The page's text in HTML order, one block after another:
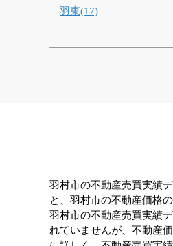
羽東(17)
羽村市の不動産売買実績
と、羽村市の不動産価格
羽村市の不動産売買実績
れていませんが、不動産